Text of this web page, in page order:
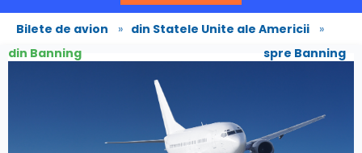
Bilete de avion » din Statele Unite ale Americii »
din Banning
spre Banning